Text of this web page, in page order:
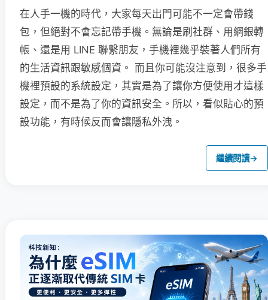
在人手一機的時代，大家每天出門可能不一定會帶錢
包，但絕對不會忘記帶手機。無論是刷社群、用網銀轉
帳、還是用 LINE 聯繫朋友，手機裡幾乎裝著人們所有
的生活資訊跟敏感個資。 而且你可能沒注意到，很多手
機裡預設的系統設定，其實是為了讓你方便使用才這樣
設定，而不是為了你的資訊安全。所以，看似貼心的預
設功能，有時候反而會讓隱私外洩。
繼續閱讀→